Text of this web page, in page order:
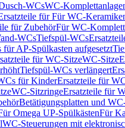
WCsWC-
für Für WC-
für ZubehörFür WC-
WCsTiefspül-WCs
AP-Spülkasten aufgesetzt
für WC-SitzeWC-Sitze
Tiefspül-WCs verlängert
für KinderErsatzteile für
WC-SitzringeErsatzteile für
Betätigungsplatten und
Omega UP-SpülkästenFür
WC-Steuerungen mit